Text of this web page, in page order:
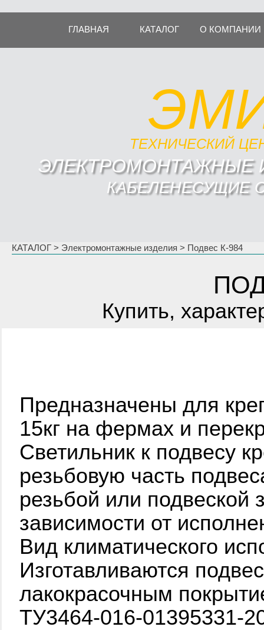
ГЛАВНАЯ КАТАЛОГ О КОМПАНИИ
ЭЛЕКТРОМОНТАЖНЫЕ
КАБЕЛЕНЕСУЩИЕ
ТЕХНИЧЕСКИЙ
КАТАЛОГ > Электромонтажные изделия > Подвес К-984
Купить,
Предназначены для
15кг на фермах и
Светильник к подвесу
резьбовую часть
резьбой или
зависимости от
Вид климатического
Изготавливаются
лакокрасочным
ТУ3464-016-